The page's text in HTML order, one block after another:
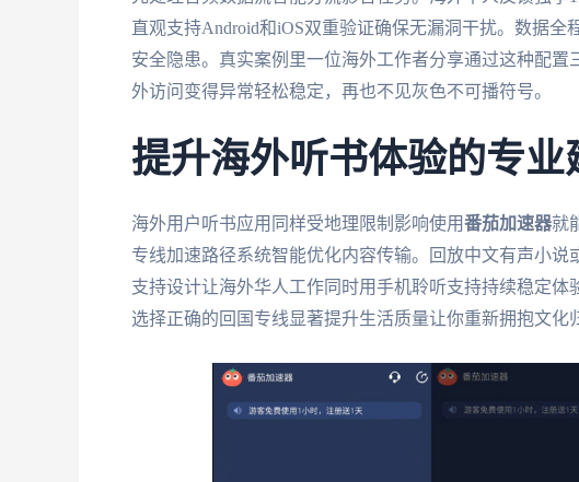
直观支持Android和iOS双重验证确保无漏洞干扰。数据
安全隐患。真实案例里一位海外工作者分享通过这种配
外访问变得异常轻松稳定，再也不见灰色不可播符号。
提升海外听书体验的专业
海外用户听书应用同样受地理限制影响使用番茄加速器就
专线加速路径系统智能优化内容传输。回放中文有声小
支持设计让海外华人工作同时用手机聆听支持持续稳定体
选择正确的回国专线显著提升生活质量让你重新拥抱文化